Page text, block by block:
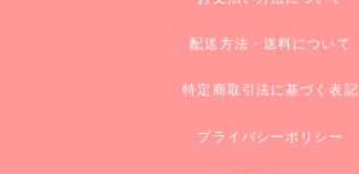
配送方法・送料について
特定商取引法に基づく表記
プライバシーポリシー